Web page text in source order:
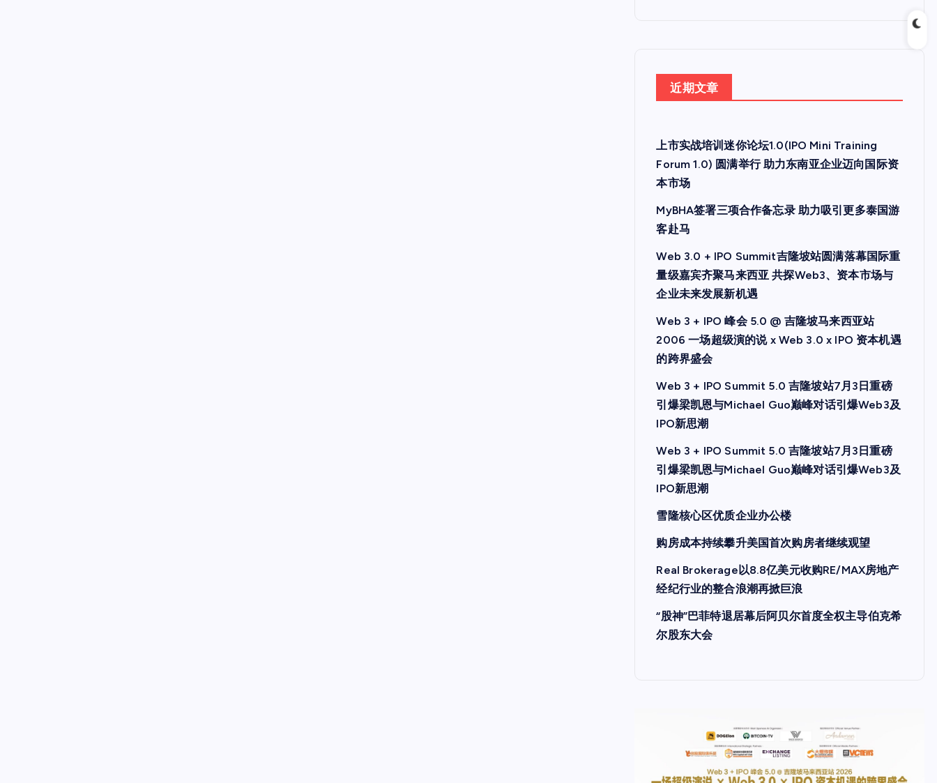
近期文章
上市实战培训迷你论坛1.0(IPO Mini Training
Forum 1.0) 圆满举行 助力东南亚企业迈向国际资
本市场
MyBHA签署三项合作备忘录 助力吸引更多泰国游
客赴马
Web 3.0 + IPO Summit吉隆坡站圆满落幕国际重
量级嘉宾齐聚马来西亚 共探Web3、资本市场与
企业未来发展新机遇
Web 3 + IPO 峰会 5.0 @ 吉隆坡马来西亚站
2006 一场超级演的说 x Web 3.0 x IPO 资本机遇
的跨界盛会
Web 3 + IPO Summit 5.0 吉隆坡站7月3日重磅
引爆梁凯恩与Michael Guo巅峰对话引爆Web3及
IPO新思潮
Web 3 + IPO Summit 5.0 吉隆坡站7月3日重磅
引爆梁凯恩与Michael Guo巅峰对话引爆Web3及
IPO新思潮
雪隆核心区优质企业办公楼
购房成本持续攀升美国首次购房者继续观望
Real Brokerage以8.8亿美元收购RE/MAX房地产
经纪行业的整合浪潮再掀巨浪
“股神”巴菲特退居幕后阿贝尔首度全权主导伯克希
尔股东大会